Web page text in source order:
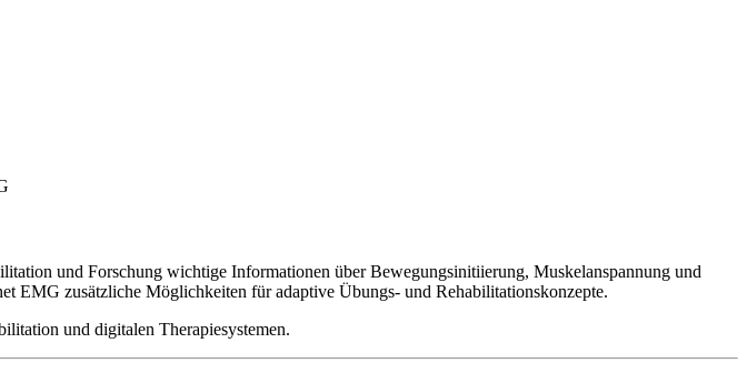
und Forschung wichtige Informationen über Bewegungsinitiierung, Muskelanspannung und
EMG zusätzliche Möglichkeiten für adaptive Übungs- und Rehabilitationskonzepte.
und digitalen Therapiesystemen.